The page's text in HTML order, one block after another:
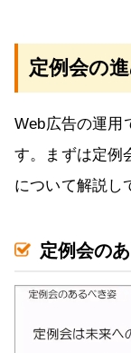
定例会の
Web広告の運用
す。まずは定例
について解説し
定例会の